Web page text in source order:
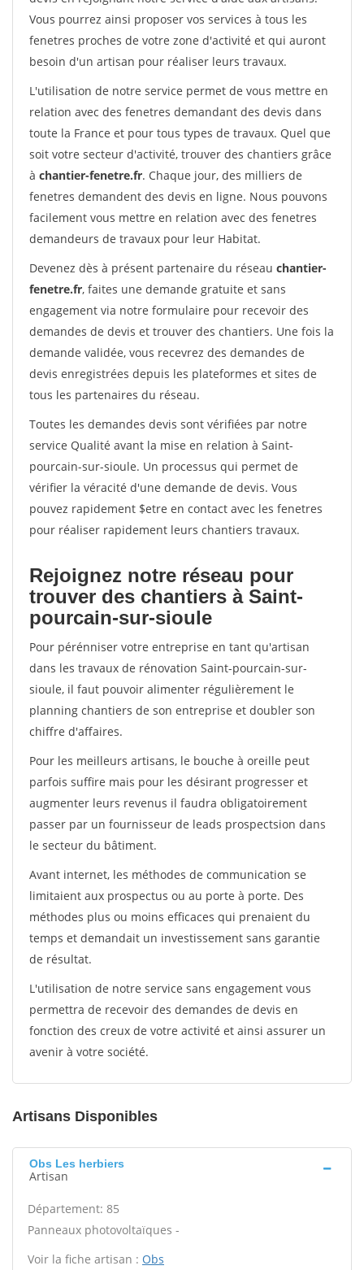
Vous pourrez ainsi proposer vos services à tous les
fenetres proches de votre zone d'activité et qui auront
besoin d'un artisan pour réaliser leurs travaux.
L'utilisation de notre service permet de vous mettre en
relation avec des fenetres demandant des devis dans
toute la France et pour tous types de travaux. Quel que
soit votre secteur d'activité, trouver des chantiers grâce
à chantier-fenetre.fr. Chaque jour, des milliers de
fenetres demandent des devis en ligne. Nous pouvons
facilement vous mettre en relation avec des fenetres
demandeurs de travaux pour leur Habitat.
Devenez dès à présent partenaire du réseau chantier-
fenetre.fr, faites une demande gratuite et sans
engagement via notre formulaire pour recevoir des
demandes de devis et trouver des chantiers. Une fois la
demande validée, vous recevrez des demandes de
devis enregistrées depuis les plateformes et sites de
tous les partenaires du réseau.
Toutes les demandes devis sont vérifiées par notre
service Qualité avant la mise en relation à Saint-
pourcain-sur-sioule. Un processus qui permet de
vérifier la véracité d'une demande de devis. Vous
pouvez rapidement $etre en contact avec les fenetres
pour réaliser rapidement leurs chantiers travaux.
Rejoignez notre réseau pour
trouver des chantiers à Saint-
pourcain-sur-sioule
Pour pérénniser votre entreprise en tant qu'artisan
dans les travaux de rénovation Saint-pourcain-sur-
sioule, il faut pouvoir alimenter régulièrement le
planning chantiers de son entreprise et doubler son
chiffre d'affaires.
Pour les meilleurs artisans, le bouche à oreille peut
parfois suffire mais pour les désirant progresser et
augmenter leurs revenus il faudra obligatoirement
passer par un fournisseur de leads prospectsion dans
le secteur du bâtiment.
Avant internet, les méthodes de communication se
limitaient aux prospectus ou au porte à porte. Des
méthodes plus ou moins efficaces qui prenaient du
temps et demandait un investissement sans garantie
de résultat.
L'utilisation de notre service sans engagement vous
permettra de recevoir des demandes de devis en
fonction des creux de votre activité et ainsi assurer un
avenir à votre société.
Artisans Disponibles
Obs Les herbiers
Artisan
Département: 85
Panneaux photovoltaïques -
Voir la fiche artisan : Obs